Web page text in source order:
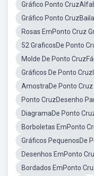
Gráfico Ponto
Gráfico Ponto
Rosas EmPonto Cruz
52 GraficosDe Ponto
Molde De Ponto
Gráficos De Ponto
AmostraDe Ponto Cruz
Ponto CruzDesenho
DiagramaDe Ponto
Borboletas EmPonto
Gráficos PequenosDe
Desenhos EmPonto
Bordados EmPonto